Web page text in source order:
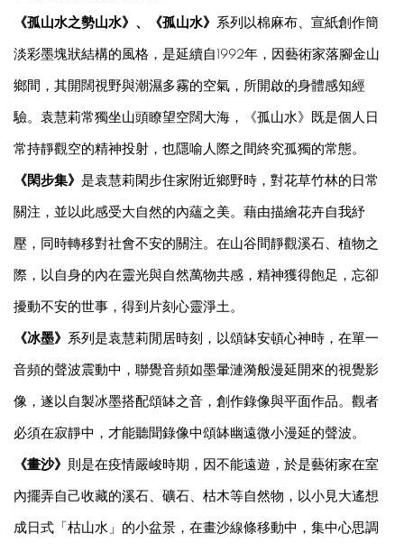
《孤山水之勢山水》、《孤山水》 系列以棉麻布、宣紙創作簡
淡彩墨塊狀結構的風格，是延續自1992年，因藝術家落腳金山
鄉間，其開闊視野與潮濕多霧的空氣，所開啟的身體感知經
驗。袁慧莉常獨坐山頭瞭望空闊大海，《孤山水》既是個人日
常持靜觀空的精神投射，也隱喻人際之間終究孤獨的常態。
《閑步集》 是袁慧莉閑步住家附近鄉野時，對花草竹林的日常
關注，並以此感受大自然的內蘊之美。藉由描繪花卉自我紓
壓，同時轉移對社會不安的關注。在山谷間靜觀溪石、植物之
際，以自身的內在靈光與自然萬物共感，精神獲得飽足，忘卻
擾動不安的世事，得到片刻心靈淨土。
《冰墨》 系列是袁慧莉閒居時刻，以頌缽安頓心神時，在單一
音頻的聲波震動中，聯覺音頻如墨暈漣漪般漫延開來的視覺影
像，遂以自製冰墨搭配頌缽之音，創作錄像與平面作品。觀者
必須在寂靜中，才能聽聞錄像中頌缽幽遠微小漫延的聲波。
《畫沙》 則是在疫情嚴峻時期，因不能遠遊，於是藝術家在室
內擺弄自己收藏的溪石、礦石、枯木等自然物，以小見大遙想
成日式「枯山水」的小盆景，在畫沙線條移動中，集中心思調